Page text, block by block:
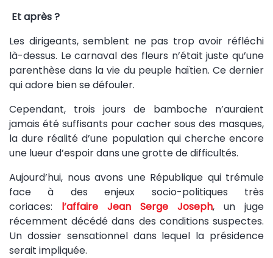
Et après ?
Les dirigeants, semblent ne pas trop avoir réfléchi
là-dessus. Le carnaval des fleurs n’était juste qu’une
parenthèse dans la vie du peuple haïtien. Ce dernier
qui adore bien se défouler.
Cependant, trois jours de bamboche n’auraient
jamais été suffisants pour cacher sous des masques,
la dure réalité d’une population qui cherche encore
une lueur d’espoir dans une grotte de difficultés.
Aujourd’hui, nous avons une République qui trémule
face à des enjeux socio-politiques très
coriaces: l’affaire Jean Serge Joseph, un juge
récemment décédé dans des conditions suspectes.
Un dossier sensationnel dans lequel la présidence
serait impliquée.